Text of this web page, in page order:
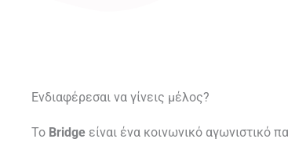
Ενδιαφέρεσαι να γίνεις μέλος?
Το Bridge είναι ένα κοινωνικό αγωνιστικό